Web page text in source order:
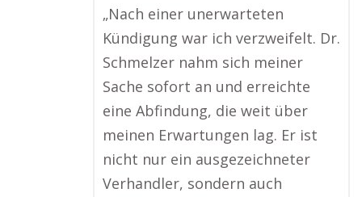
„Nach einer unerwarteten
Kündigung war ich verzweifelt. Dr.
Schmelzer nahm sich meiner
Sache sofort an und erreichte
eine Abfindung, die weit über
meinen Erwartungen lag. Er ist
nicht nur ein ausgezeichneter
Verhandler, sondern auch